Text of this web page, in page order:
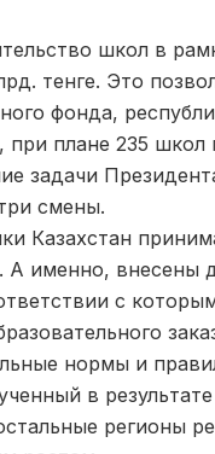
школ в
тенге. Это
фонда,
плане 235 школ
задачи
смены.
Казахстан
именно, внесены
с
нормы и
в
регионы